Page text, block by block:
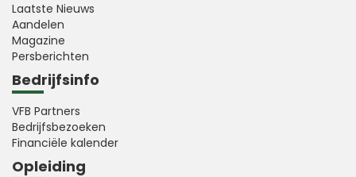
Laatste Nieuws
Aandelen
Magazine
Persberichten
Bedrijfsinfo
VFB Partners
Bedrijfsbezoeken
Financiële kalender
Opleiding